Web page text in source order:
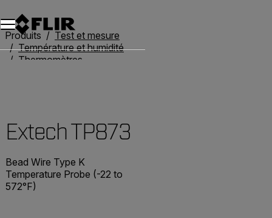
Unread messages
Modèle
Supprimer
articles
article
Ajouter au panier
Ajouté au panier
Produits
Test et mesure
Température et humidité
Thermomètres
Extech TP873
Bead Wire Type K
Temperature Probe (-22 to
572°F)